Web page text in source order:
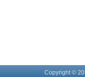
Copyright ©